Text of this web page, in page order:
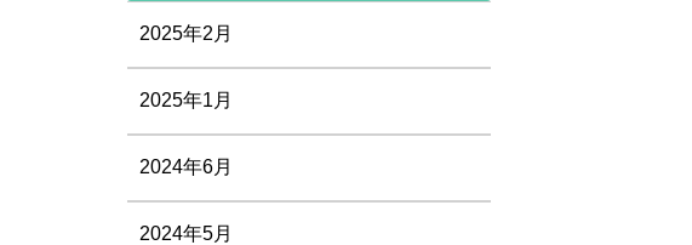
2025年2月
2025年1月
2024年6月
2024年5月